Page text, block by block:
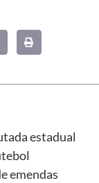
estadual
emendas